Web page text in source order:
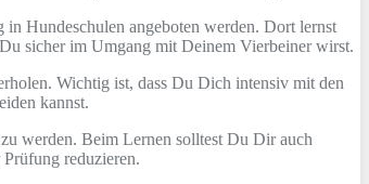
Hundeschulen angeboten werden. Dort lernst
sicher im Umgang mit Deinem Vierbeiner wirst.
Wichtig ist, dass Du Dich intensiv mit den
kannst.
werden. Beim Lernen solltest Du Dir auch
reduzieren.